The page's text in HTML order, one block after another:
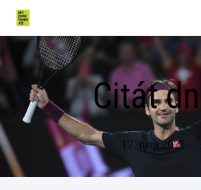
Citát
17. října 2021